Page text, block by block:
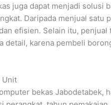
juga dapat menjadi solusi
Daripada menjual satu
efisien. Selain itu,
detail, karena pembeli
Unit
bekas Jabodetabek,